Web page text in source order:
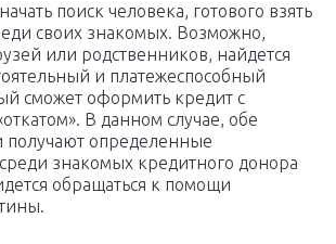
поиск человека, готового взять
своих знакомых. Возможно,
или родственников, найдется
и платежеспособный
сможет оформить кредит с
В данном случае, обе
получают определенные
знакомых кредитного донора
обращаться к помощи